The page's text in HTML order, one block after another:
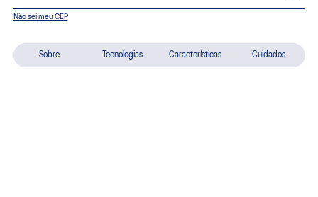
Sobre Tecnologias Características Cuidados
Não sei meu CEP